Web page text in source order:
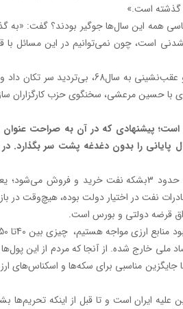
گذشته است.»
همه این سال‌ها جوگیر بودند؟ گفت: «به
است، چون نمی‌توانیم در این مسائل
با حسین مرعشی، سخنگوی حزب کارگزاران
است؛ پیشنهادی که در آن به صراحت
پایانی را بدون دغدغه پشت سر بگذارد.
نفت در اختیار دولت بوده، هیچ‌وقت در
قرضه دولتی و بورس است.
ملی خارج شده. از آنجا که مردم از این
جایگزین مناسبی برای سکه‌ها و
ایران است و تا قبل از اینکه تحریم‌ها